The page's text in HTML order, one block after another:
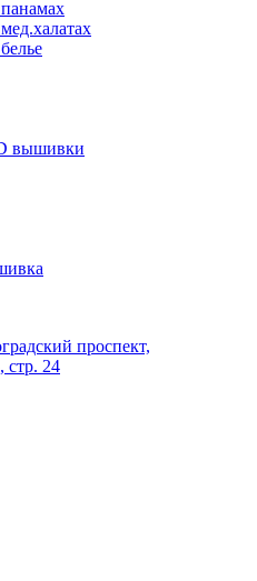
вышивки
проспект,
стр. 24